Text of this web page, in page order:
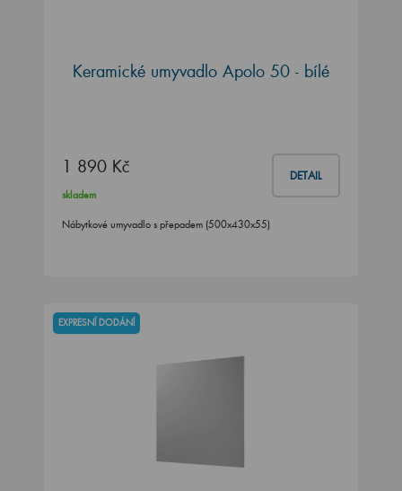
Keramické umyvadlo Apolo 50 - bílé
1 890 Kč DETAIL
skladem
Nábytkové umyvadlo s přepadem (500x430x55)
EXPRESNÍ DODÁNÍ